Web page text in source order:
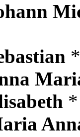
*